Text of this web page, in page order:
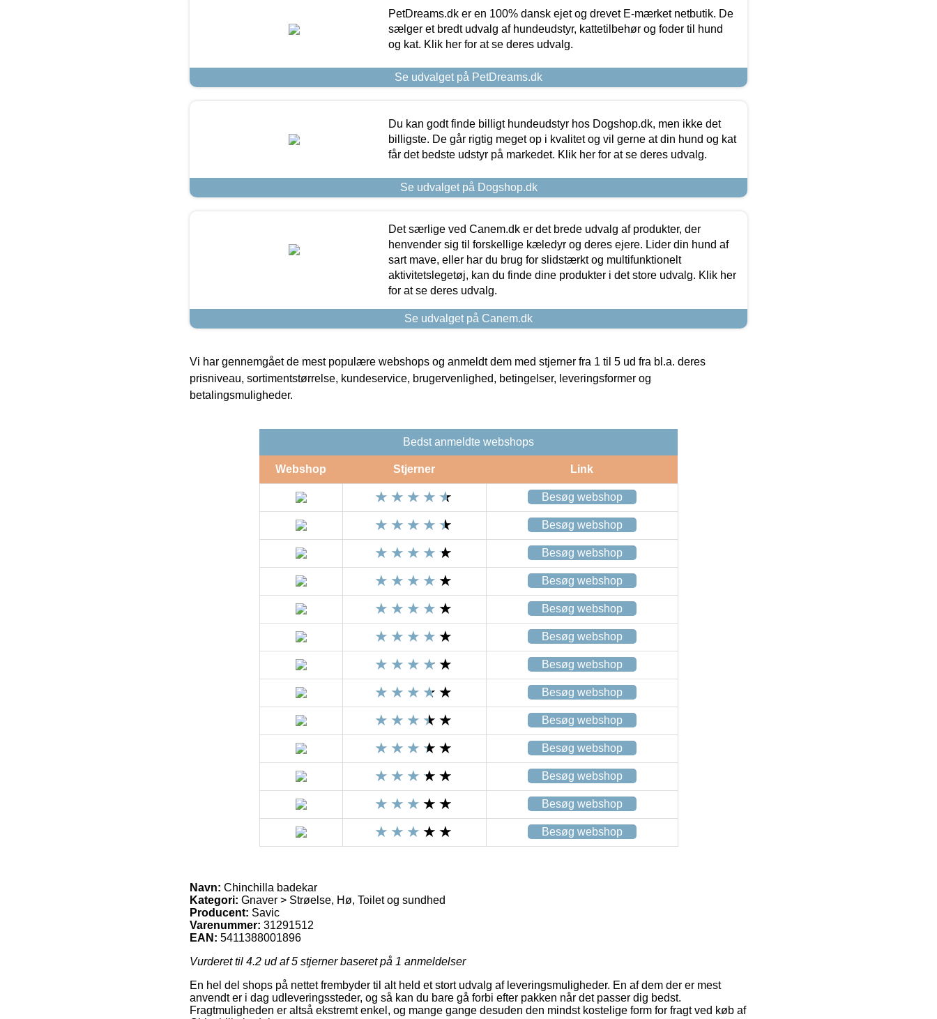
PetDreams.dk er en 100% dansk ejet og drevet E-mærket netbutik. De
sælger et bredt udvalg af hundeudstyr, kattetilbehør og foder til hund
og kat. Klik her for at se deres udvalg.
Se udvalget på PetDreams.dk
Du kan godt finde billigt hundeudstyr hos Dogshop.dk, men ikke det
billigste. De går rigtig meget op i kvalitet og vil gerne at din hund og kat
får det bedste udstyr på markedet. Klik her for at se deres udvalg.
Se udvalget på Dogshop.dk
Det særlige ved Canem.dk er det brede udvalg af produkter, der
henvender sig til forskellige kæledyr og deres ejere. Lider din hund af
sart mave, eller har du brug for slidstærkt og multifunktionelt
aktivitetslegetøj, kan du finde dine produkter i det store udvalg. Klik her
for at se deres udvalg.
Se udvalget på Canem.dk
Vi har gennemgået de mest populære webshops og anmeldt dem med stjerner fra 1 til 5 ud fra bl.a. deres
prisniveau, sortimentstørrelse, kundeservice, brugervenlighed, betingelser, leveringsformer og
betalingsmuligheder.
Bedst anmeldte webshops
Webshop Stjerner Link
Besøg webshop
Besøg webshop
Besøg webshop
Besøg webshop
Besøg webshop
Besøg webshop
Besøg webshop
Besøg webshop
Besøg webshop
Besøg webshop
Besøg webshop
Besøg webshop
Besøg webshop
Navn: Chinchilla badekar
Kategori: Gnaver > Strøelse, Hø, Toilet og sundhed
Producent: Savic
Varenummer: 31291512
EAN: 5411388001896
Vurderet til 4.2 ud af 5 stjerner baseret på 1 anmeldelser
En hel del shops på nettet frembyder til alt held et stort udvalg af leveringsmuligheder. En af dem der er mest
anvendt er i dag udleveringssteder, og så kan du bare gå forbi efter pakken når det passer dig bedst.
Fragtmuligheden er altså ekstremt enkel, og mange gange desuden den mindst kostelige form for fragt ved køb af